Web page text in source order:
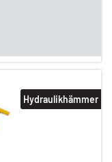
Hydraulikhämmer